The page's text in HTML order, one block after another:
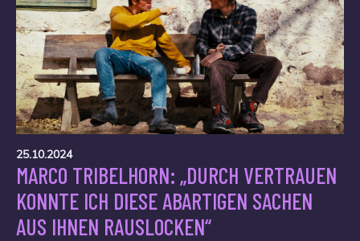
25.10.2024
MARCO TRIBELHORN: „DURCH VERTRAUEN
KONNTE ICH DIESE ABARTIGEN SACHEN
AUS IHNEN RAUSLOCKEN“